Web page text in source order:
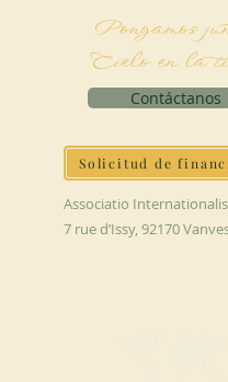
Pongamos
Cielo en la
Contáctanos
Solicitud de
Associatio
7 rue d’Issy, 92170